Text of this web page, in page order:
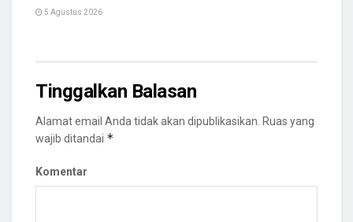
5 Agustus 2026
Tinggalkan Balasan
Alamat email Anda tidak akan dipublikasikan. Ruas yang
wajib ditandai *
Komentar